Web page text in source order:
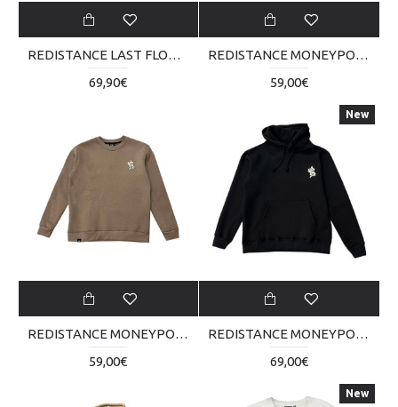
REDISTANCE LAST FLOWER ZIP HOODIE RDU225TC05-2020
69,90€
REDISTANCE MONEYPOLY CREW NECK RDU224TA02-2020
59,00€
REDISTANCE MONEYPOLY CREW NECK RDU224TA02-5050
59,00€
New
REDISTANCE MONEYPOLY HOODIE RDU224TM05-2020
69,00€
New